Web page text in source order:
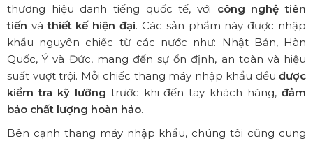
thương hiệu danh tiếng quốc tế, với công nghệ tiên
tiến vàthiết kế hiện đại. Các sản phẩm này được nhập
khẩu nguyên chiếc từ các nước như: Nhật Bản, Hàn
Quốc, Ý và Đức, mang đến sự ổn định, an toàn và hiệu
suất vượt trội. Mỗi chiếc thang máy nhập khẩu đều được
kiểm tra kỹ lưỡng trước khi đến tay khách hàng,đảm
bảo chất lượng hoàn hảo.
Bên cạnh thang máy nhập khẩu, chúng tôi cũng cung